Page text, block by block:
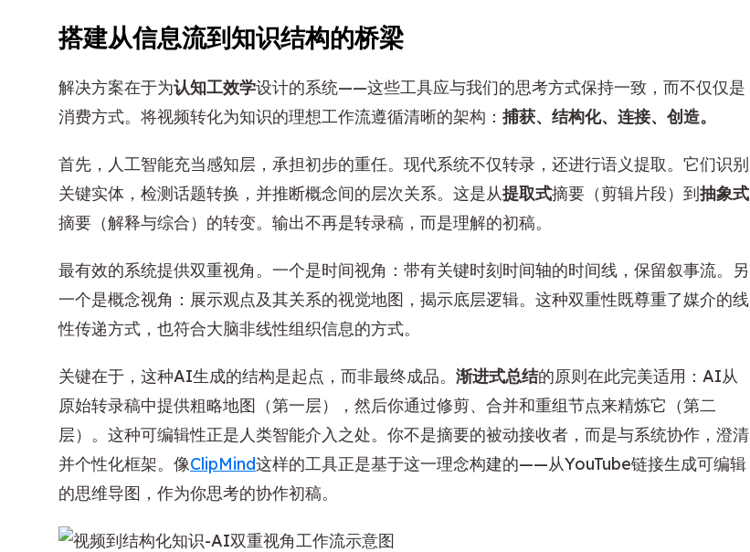
搭建从信息流到知识结构的桥梁
解决方案在于为认知工效学设计的系统——这些工具应与我们的思考方式保持一致，而不仅仅是
消费方式。将视频转化为知识的理想工作流遵循清晰的架构： 捕获、结构化、连接、创造。
首先，人工智能充当感知层，承担初步的重任。现代系统不仅转录，还进行语义提取。它们识别
关键实体，检测话题转换，并推断概念间的层次关系。这是从提取式摘要（剪辑片段）到抽象式
摘要（解释与综合）的转变。输出不再是转录稿，而是理解的初稿。
最有效的系统提供双重视角。一个是时间视角：带有关键时刻时间轴的时间线，保留叙事流。另
一个是概念视角：展示观点及其关系的视觉地图，揭示底层逻辑。这种双重性既尊重了媒介的线
性传递方式，也符合大脑非线性组织信息的方式。
关键在于，这种AI生成的结构是起点，而非最终成品。 渐进式总结的原则在此完美适用：AI从
原始转录稿中提供粗略地图（第一层），然后你通过修剪、合并和重组节点来精炼它（第二
层）。这种可编辑性正是人类智能介入之处。你不是摘要的被动接收者，而是与系统协作，澄清
并个性化框架。像ClipMind这样的工具正是基于这一理念构建的——从YouTube链接生成可编辑
的思维导图，作为你思考的协作初稿。